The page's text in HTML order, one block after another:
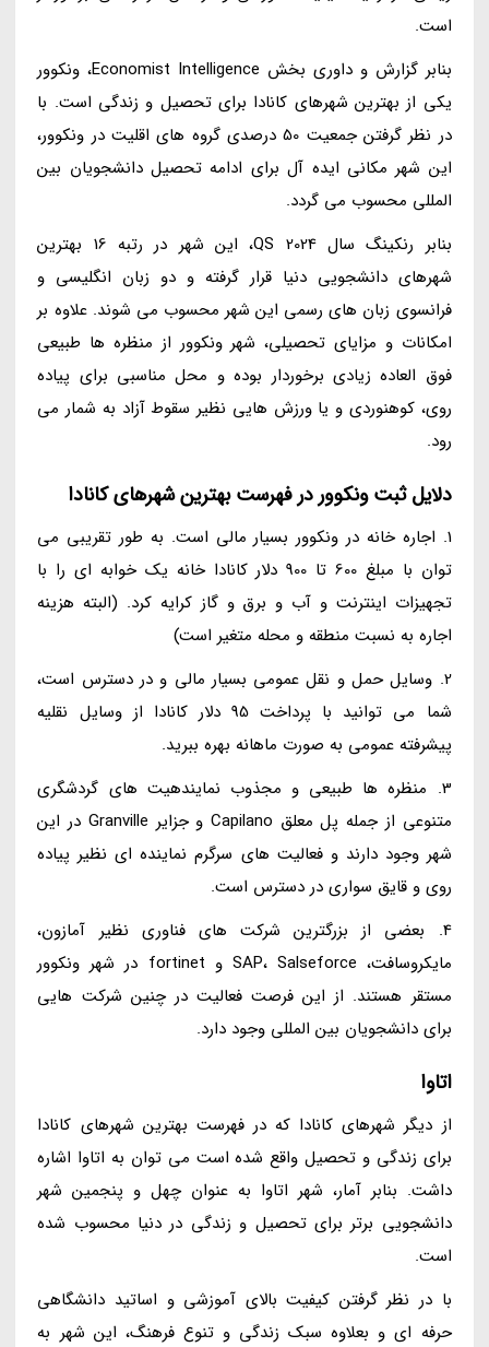
است.
بنابر گزارش و داوری بخش Economist Intelligence، ونکوور
یکی از بهترین شهرهای کانادا برای تحصیل و زندگی است. با
در نظر گرفتن جمعیت 50 درصدی گروه های اقلیت در ونکوور،
این شهر مکانی ایده آل برای ادامه تحصیل دانشجویان بین
المللی محسوب می گردد.
بنابر رنکینگ سال 2024 QS، این شهر در رتبه 16 بهترین
شهرهای دانشجویی دنیا قرار گرفته و دو زبان انگلیسی و
فرانسوی زبان های رسمی این شهر محسوب می شوند. علاوه بر
امکانات و مزایای تحصیلی، شهر ونکوور از منظره ها طبیعی
فوق العاده زیادی برخوردار بوده و محل مناسبی برای پیاده
روی، کوهنوردی و یا ورزش هایی نظیر سقوط آزاد به شمار می
رود.
دلایل ثبت ونکوور در فهرست بهترین شهرهای کانادا
1. اجاره خانه در ونکوور بسیار مالی است. به طور تقریبی می
توان با مبلغ 600 تا 900 دلار کانادا خانه یک خوابه ای را با
تجهیزات اینترنت و آب و برق و گاز کرایه کرد. (البته هزینه
اجاره به نسبت منطقه و محله متغیر است)
2. وسایل حمل و نقل عمومی بسیار مالی و در دسترس است،
شما می توانید با پرداخت 95 دلار کانادا از وسایل نقلیه
پیشرفته عمومی به صورت ماهانه بهره ببرید.
3. منظره ها طبیعی و مجذوب نمایندهیت های گردشگری
متنوعی از جمله پل معلق Capilano و جزایر Granville در این
شهر وجود دارند و فعالیت های سرگرم نماینده ای نظیر پیاده
روی و قایق سواری در دسترس است.
4. بعضی از بزرگترین شرکت های فناوری نظیر آمازون،
مایکروسافت، SAP، Salseforce و fortinet در شهر ونکوور
مستقر هستند. از این فرصت فعالیت در چنین شرکت هایی
برای دانشجویان بین المللی وجود دارد.
اتاوا
از دیگر شهرهای کانادا که در فهرست بهترین شهرهای کانادا
برای زندگی و تحصیل واقع شده است می توان به اتاوا اشاره
داشت. بنابر آمار، شهر اتاوا به عنوان چهل و پنجمین شهر
دانشجویی برتر برای تحصیل و زندگی در دنیا محسوب شده
است.
با در نظر گرفتن کیفیت بالای آموزشی و اساتید دانشگاهی
حرفه ای و بعلاوه سبک زندگی و تنوع فرهنگ، این شهر به